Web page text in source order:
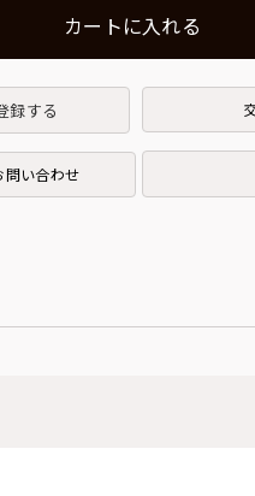
カートに入れる
録する
問い合わせ